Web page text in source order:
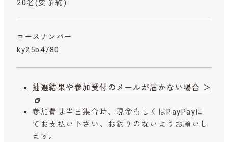
20名(要予約)
コースナンバー
ky25b4780
抽選結果や参加受付のメールが届かない場合 ＞
参加費は当日集合時、現金もしくはPayPayに
てお支払い下さい。お釣りのないようお願いし
ます。